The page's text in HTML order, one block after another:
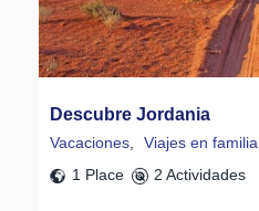
Descubre Jordania
Vacaciones,
Viajes en familia
1 Place
2 Actividades